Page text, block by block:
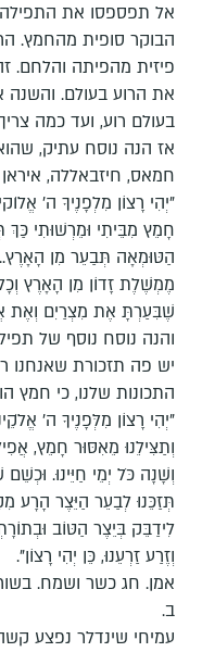
אל תפספסו את התפילה
הבוקר סופית מהחמץ.
פיזית מהפיתה והלחם.
את הרוע בעולם. והשנה
בעולם רוע, ועד כמה
אז הנה נוסח עתיק,
חמאס, חיזבאללה, איראן
"יְהִי רָצוֹן מִלְפָנֶיךָ ה'
חָמֵץ מִבֵּיתִי וּמֵרְשׁוּתִי כַּךְ
הַטּוּמְאָה תְּבַעֵר מִן
מֶמְשֶׁלֶת זָדוֹן מִן הָאָרֶץ
שֶׁבִּעַרְתָּ אֶת מִצְרַיִם וְאֶת
והנה נוסח נוסף של
יש פה תזכורת שאנחנו
התכונות שלנו, כי חמץ
"יְהִי רָצוֹן מִלְּפָנֶיךָ ה׳
וְתַצִּילֵנוּ מֵאִסּוּר חָמֵץ,
וְשָׁנָה כֹּל יְמֵי חַיֵּינוּ.
תְּזַכֵּנוּ לְבַעֵר הַיֵּצֶר הָרָע
לִידַבֵּק בְּיֵצֶר הַטּוֹב
וְזֶרַע זַרְעֵנוּ, כֵּן יְהִי רָצוֹן".
אמן. חג כשר ושמח.
ב.
עמיחי שינדלר נפצע